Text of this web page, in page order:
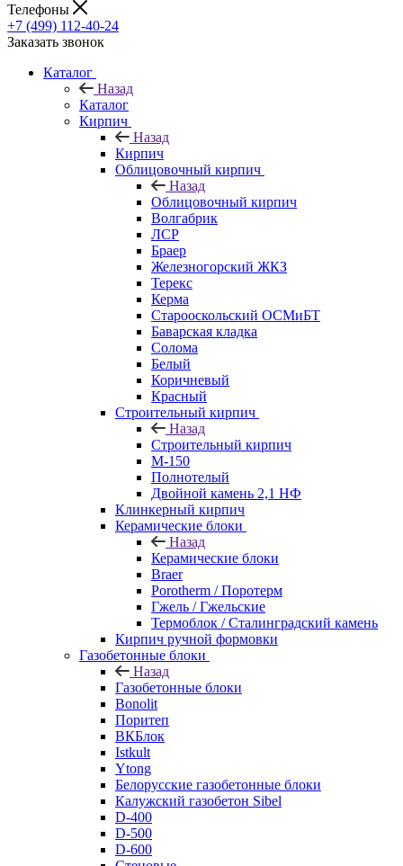
Телефоны
+7 (499) 112-40-24
Заказать звонок
Каталог
Назад
Каталог
Кирпич
Назад
Кирпич
Облицовочный кирпич
Назад
Облицовочный кирпич
Волгабрик
ЛСР
Браер
Железногорский ЖКЗ
Терекс
Керма
Старооскольский ОСМиБТ
Баварская кладка
Солома
Белый
Коричневый
Красный
Строительный кирпич
Назад
Строительный кирпич
М-150
Полнотелый
Двойной камень 2,1 НФ
Клинкерный кирпич
Керамические блоки
Назад
Керамические блоки
Braer
Porotherm / Поротерм
Гжель / Гжельские
Термоблок / Сталинградский камень
Кирпич ручной формовки
Газобетонные блоки
Назад
Газобетонные блоки
Bonolit
Поритеп
ВКБлок
Istkult
Ytong
Белорусские газобетонные блоки
Калужский газобетон Sibel
D-400
D-500
D-600